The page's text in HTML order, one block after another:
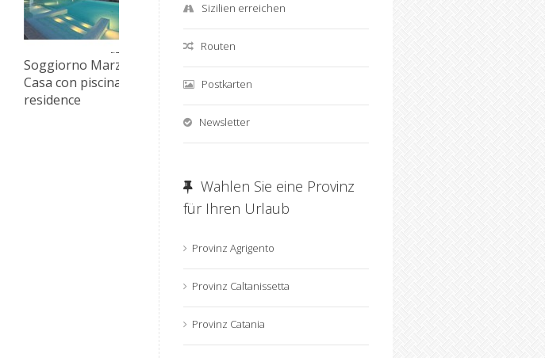
Soggiorno Marzamemi
Casa con piscina in
residence
Offerta last minute Avola
in B&B
Sizilien erreichen
Routen
Postkarten
Newsletter
Wahlen Sie eine Provinz
für Ihren Urlaub
Provinz Agrigento
Provinz Caltanissetta
Provinz Catania